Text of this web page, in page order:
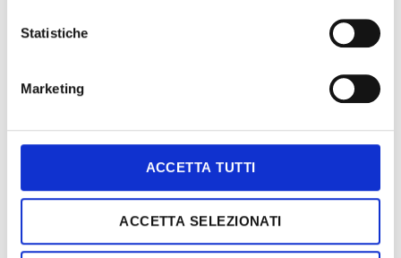
Statistiche
Marketing
ACCETTA TUTTI
ACCETTA SELEZIONATI
dimensions des monodoses
hydrosolubles selon les
demandes du client.
minute
Jusqu’à 540 monodoses
(25g) par minute.